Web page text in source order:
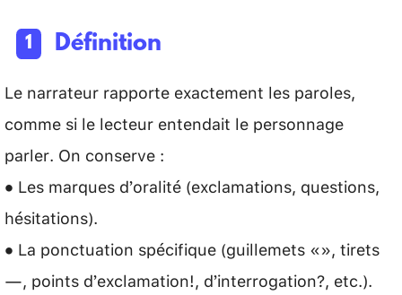
Définition
Le narrateur rapporte exactement les paroles,
comme si le lecteur entendait le personnage
parler. On conserve :
• Les marques d’oralité (exclamations, questions,
hésitations).
• La ponctuation spécifique (guillemets «», tirets
—, points d’exclamation!, d’interrogation?, etc.).